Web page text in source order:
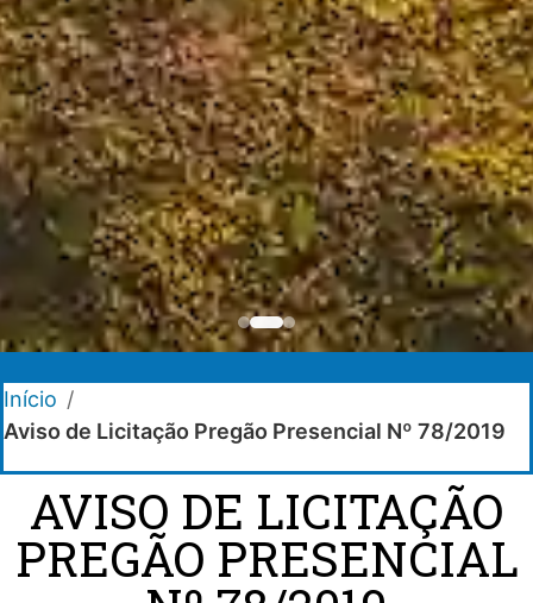
Início /
Aviso de Licitação Pregão Presencial Nº 78/2019
AVISO DE LICITAÇÃO
PREGÃO PRESENCIAL